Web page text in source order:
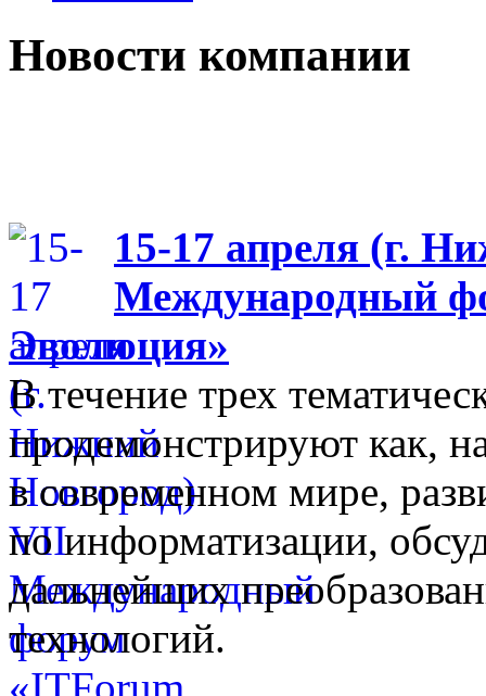
Новости компании
15-17 апреля (г.
Международный
Эволюция»
В течение трех
продемонстрируют как,
в современном мире,
по информатизации,
дальнейших
технологий.